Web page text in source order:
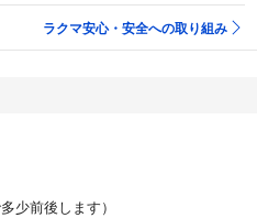
ラクマ安心・安全への取り組み
少前後します）